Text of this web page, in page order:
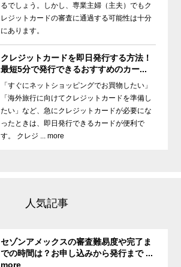
るでしょう。しかし、専業主婦（主夫）でもク
レジットカードの審査に通過する可能性は十分
にあります。
クレジットカードを即日発行する方法！
最短5分で発行できるおすすめのカー...
「すぐにネットショッピングでお買物したい」
「海外旅行に向けてクレジットカードを準備し
たい」など、急にクレジットカードが必要にな
ったときは、即日発行できるカードが便利で
す。 クレジ ... more
人気記事
セゾンアメックスの審査難易度や完了ま
での時間は？お申し込みから発行まで ...
more